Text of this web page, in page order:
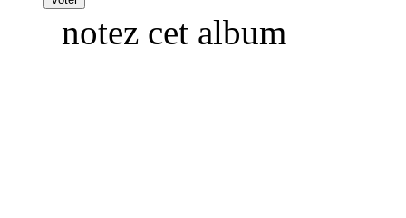
notez cet album